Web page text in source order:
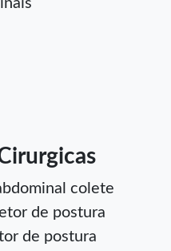
colete
de postura
de postura